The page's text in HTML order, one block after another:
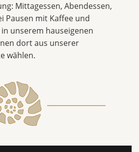
Mittagessen, Abendessen,
Pausen mit Kaffee und
unserem hauseigenen
dort aus unserer
wählen.